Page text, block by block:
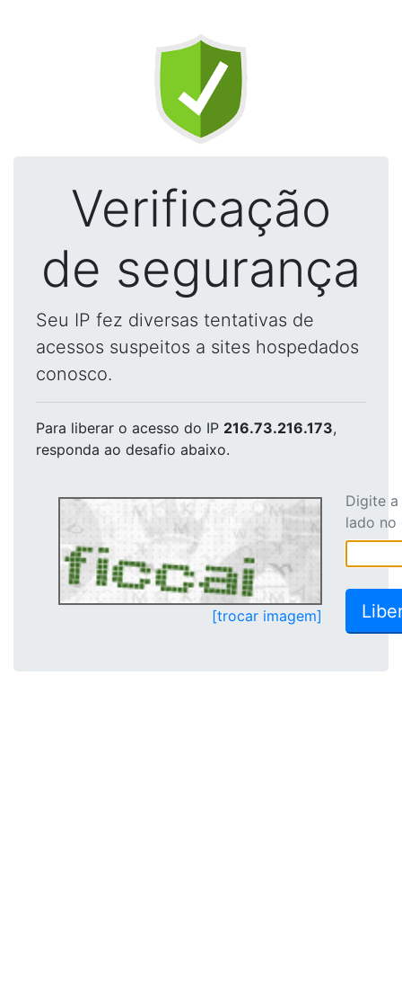
Verificação
de segurança
Seu IP fez diversas tentativas de
acessos suspeitos a sites hospedados
conosco.
Para liberar o acesso do IP 216.73.216.173,
responda ao desafio abaixo.
[trocar imagem]
Digite
lado no